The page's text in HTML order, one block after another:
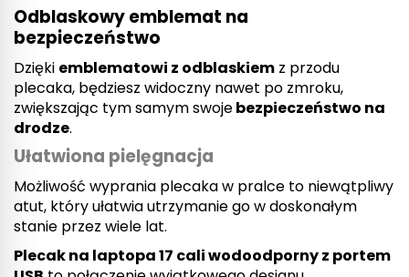
Odblaskowy emblemat na
bezpieczeństwo
Dzięki emblematowi z odblaskiem z przodu
plecaka, będziesz widoczny nawet po zmroku,
zwiększając tym samym swojebezpieczeństwo na
drodze.
Ułatwiona pielęgnacja
Możliwość wyprania plecaka w pralce to niewątpliwy
atut, który ułatwia utrzymanie go w doskonałym
stanie przez wiele lat.
Plecak na laptopa 17 cali wodoodporny z portem